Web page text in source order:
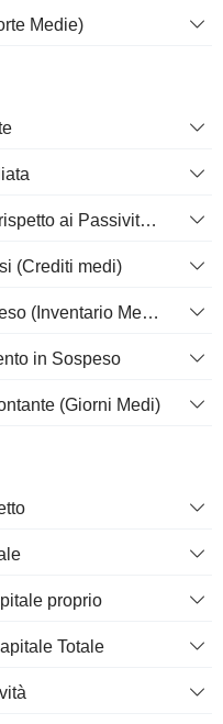
Medie)
Flusso di Cassa Operativo rispetto ai Passività Correnti
(Crediti medi)
Giorni di Inventario in Sospeso (Inventario Medio)
in Sospeso
(Giorni Medi)
proprio
Totale